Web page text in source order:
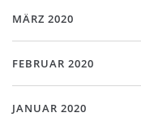
MÄRZ 2020
FEBRUAR 2020
JANUAR 2020